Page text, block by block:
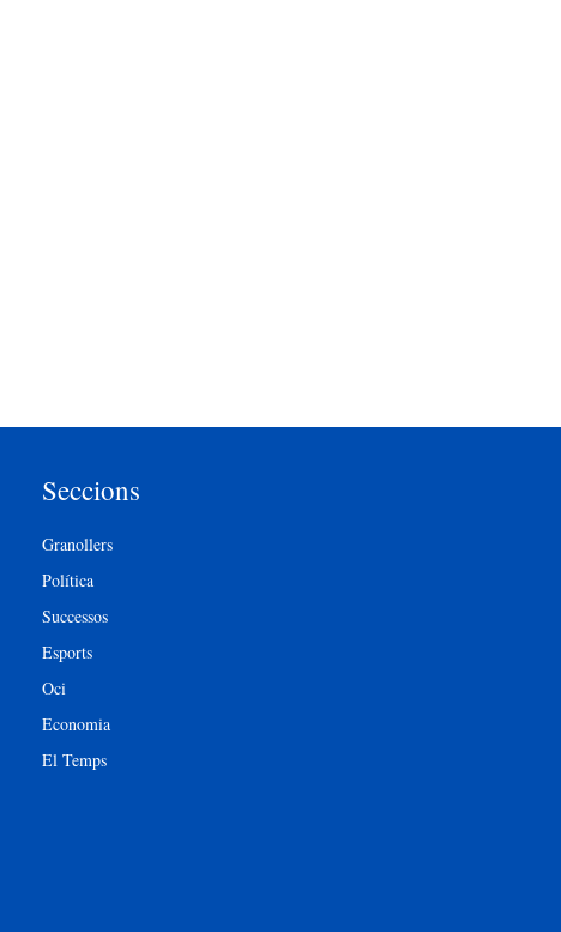
Seccions
Granollers
Política
Successos
Esports
Oci
Economia
El Temps